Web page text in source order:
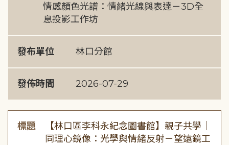
情感顏色光譜：情緒光線與表達－3D全
息投影工作坊
發布單位 林口分館
發佈時間 2026-07-29
標題
【林口區李科永紀念圖書館】親子共學｜
同理心鏡像：光學與情緒反射－望遠鏡工